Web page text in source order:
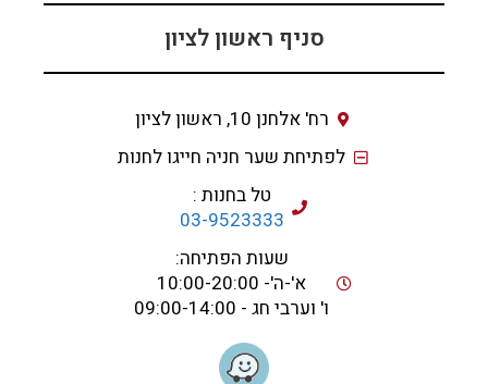
סניף ראשון לציון
רח' אלחנן 10, ראשון לציון
לפתיחת שער חניה חייגו לחנות
טל בחנות :
03-9523333
שעות הפתיחה:
א'-ה'- 10:00-20:00
ו' וערבי חג - 09:00-14:00